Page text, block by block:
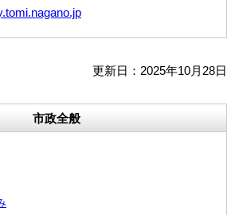
更新日：2025年10月28日
市政全般